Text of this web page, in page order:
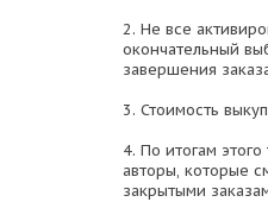
2. Не все
окончательный
завершения
3. Стоимость
4. По итогам
авторы, которые
закрытыми